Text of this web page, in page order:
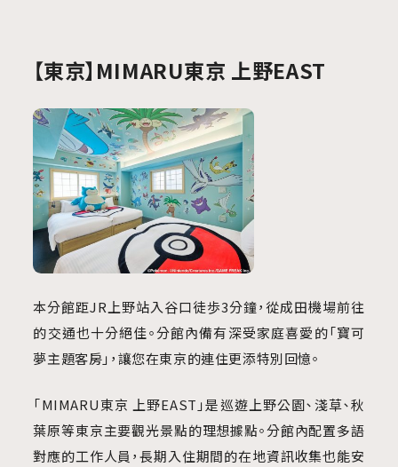
【東京】MIMARU東京 上野EAST
本分館距JR上野站入谷口徒歩3分鐘，從成田機場前往
的交通也十分絕佳。分館內備有深受家庭喜愛的「寶可
夢主題客房」，讓您在東京的連住更添特別回憶。
「MIMARU東京 上野EAST」是巡遊上野公園、淺草、秋
葉原等東京主要觀光景點的理想據點。分館內配置多語
對應的工作人員，長期入住期間的在地資訊收集也能安